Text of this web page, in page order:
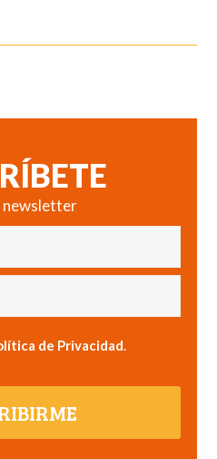
newsletter
de Privacidad.